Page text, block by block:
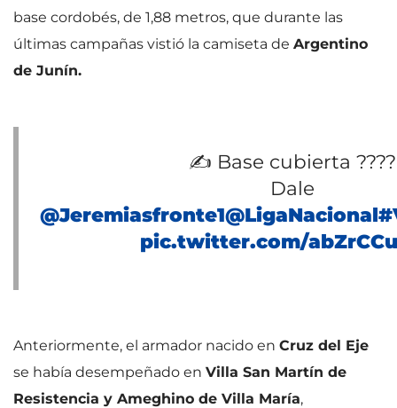
base cordobés, de 1,88 metros, que durante las
últimas campañas vistió la camiseta de Argentino
de Junín.
✍️ Base cubierta ????
Dale
@Jeremiasfronte1@LigaNacional
pic.twitter.com/
Anteriormente, el armador nacido en Cruz del Eje
se había desempeñado en Villa San Martín de
Resistencia y Ameghino de Villa María,